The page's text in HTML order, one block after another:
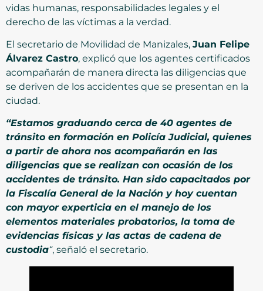
vidas humanas, responsabilidades legales y el
derecho de las víctimas a la verdad.
El secretario de Movilidad de Manizales, Juan Felipe
Álvarez Castro, explicó que los agentes certificados
acompañarán de manera directa las diligencias que
se deriven de los accidentes que se presentan en la
ciudad.
“Estamos graduando cerca de 40 agentes de
tránsito en formación en Policía Judicial, quienes
a partir de ahora nos acompañarán en las
diligencias que se realizan con ocasión de los
accidentes de tránsito. Han sido capacitados por
la Fiscalía General de la Nación y hoy cuentan
con mayor experticia en el manejo de los
elementos materiales probatorios, la toma de
evidencias físicas y las actas de cadena de
custodia“, señaló el secretario.